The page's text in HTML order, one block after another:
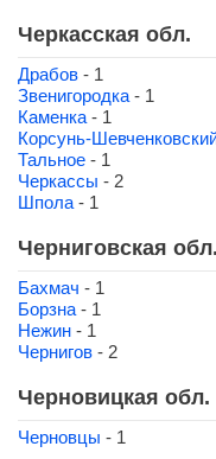
Черкасская обл.
Драбов - 1
Звенигородка - 1
Каменка - 1
Корсунь-
Тальное - 1
Черкассы - 2
Шпола - 1
Черниговская обл.
Бахмач - 1
Борзна - 1
Нежин - 1
Чернигов - 2
Черновицкая обл.
Черновцы - 1